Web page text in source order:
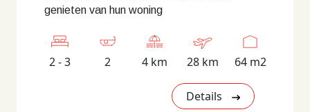
genieten van hun woning
2 - 3 2 4 km 28 km 64 m2
Details